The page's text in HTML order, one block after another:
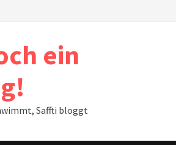
ein
Saffti bloggt